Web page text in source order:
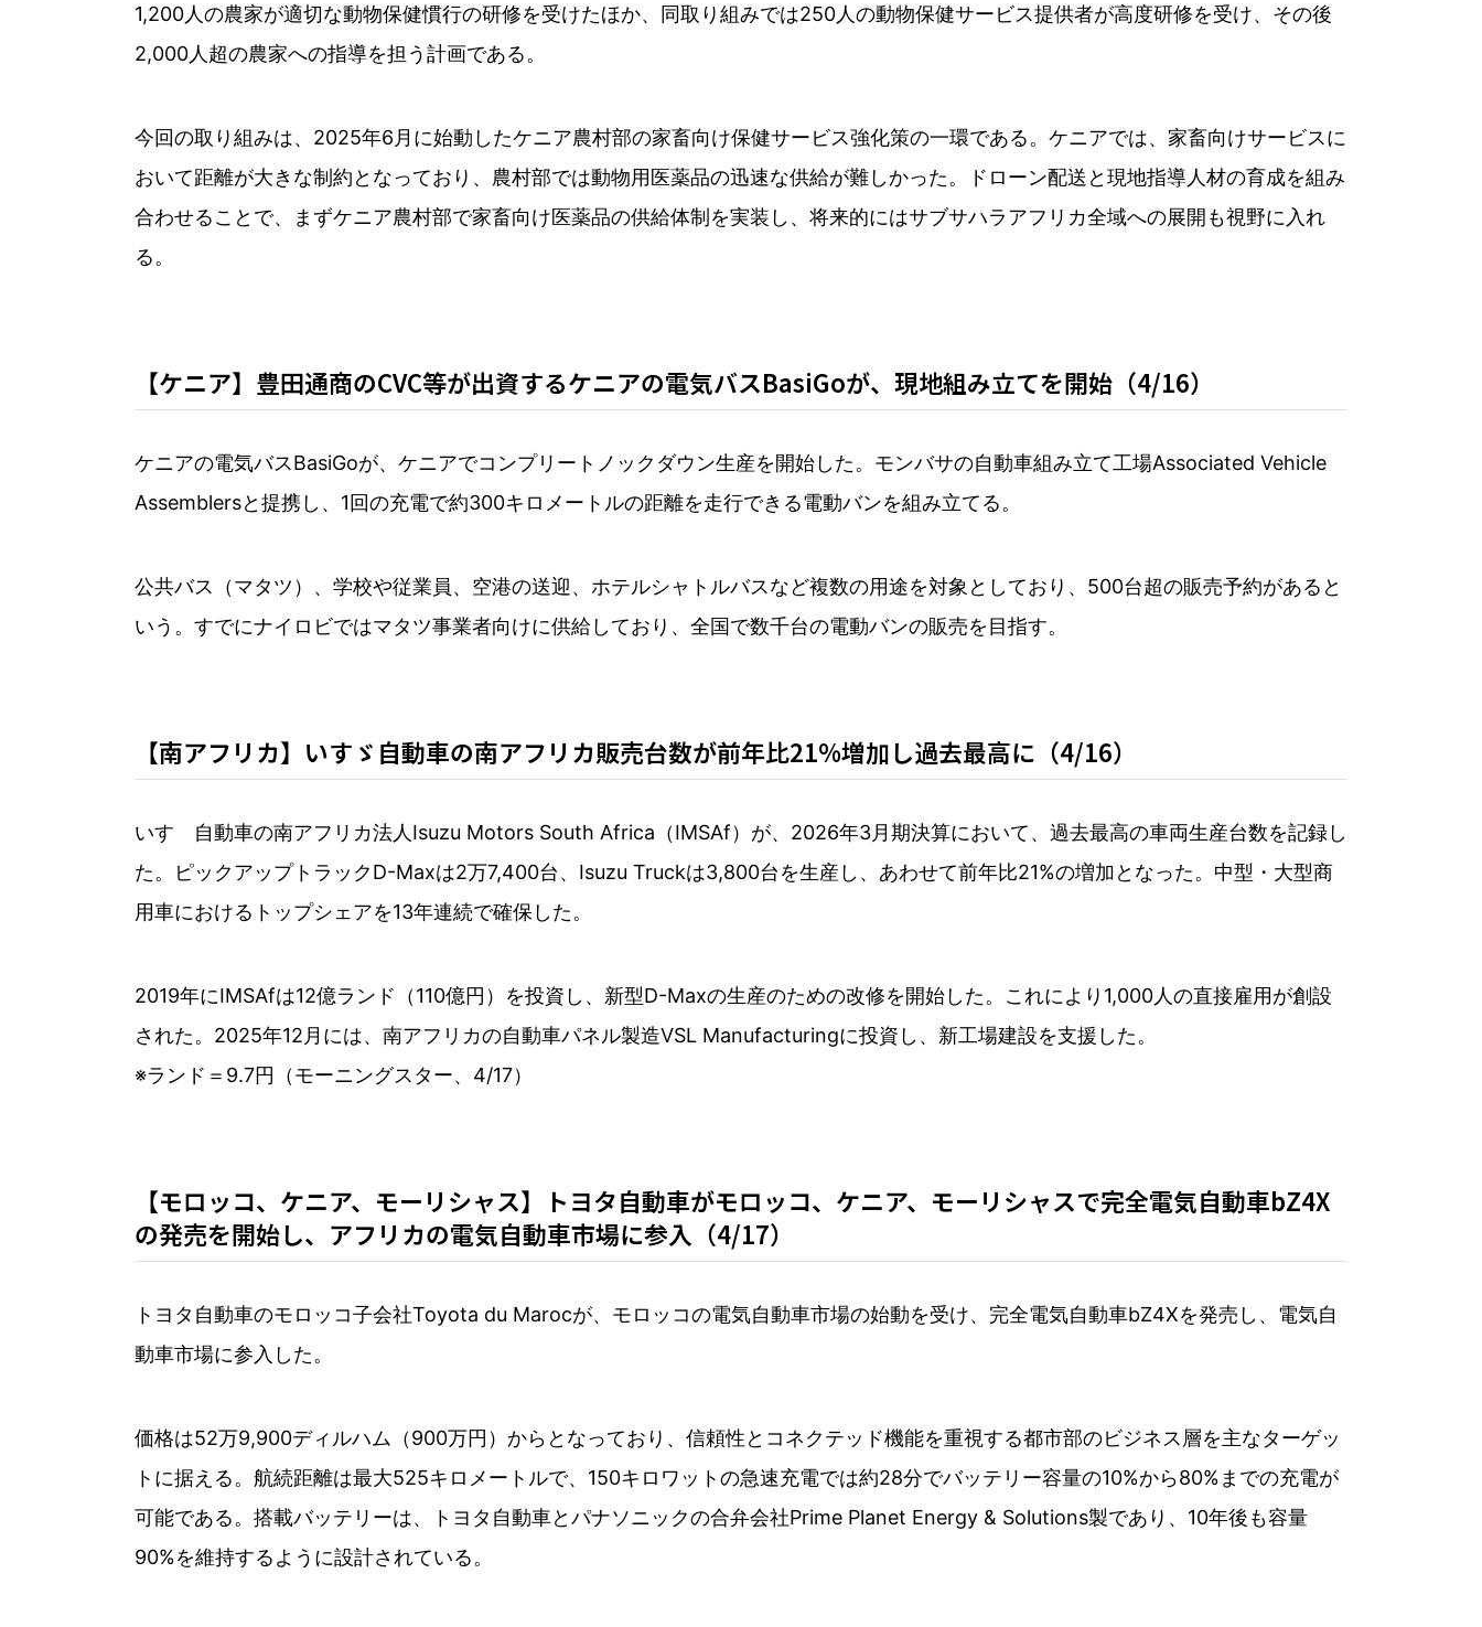
1,200人の農家が適切な動物保健慣行の研修を受けたほか、同取り組みでは250人の動物保健サービス提供者が高度研修を受け、その後
2,000人超の農家への指導を担う計画である。
今回の取り組みは、2025年6月に始動したケニア農村部の家畜向け保健サービス強化策の一環である。ケニアでは、家畜向けサービスに
おいて距離が大きな制約となっており、農村部では動物用医薬品の迅速な供給が難しかった。ドローン配送と現地指導人材の育成を組み
合わせることで、まずケニア農村部で家畜向け医薬品の供給体制を実装し、将来的にはサブサハラアフリカ全域への展開も視野に入れ
る。
【ケニア】豊田通商のCVC等が出資するケニアの電気バスBasiGoが、現地組み立てを開始（4/16）
ケニアの電気バスBasiGoが、ケニアでコンプリートノックダウン生産を開始した。モンバサの自動車組み立て工場Associated Vehicle
Assemblersと提携し、1回の充電で約300キロメートルの距離を走行できる電動バンを組み立てる。
公共バス（マタツ）、学校や従業員、空港の送迎、ホテルシャトルバスなど複数の用途を対象としており、500台超の販売予約があると
いう。すでにナイロビではマタツ事業者向けに供給しており、全国で数千台の電動バンの販売を目指す。
【南アフリカ】いすゞ自動車の南アフリカ販売台数が前年比21%増加し過去最高に（4/16）
いすゞ自動車の南アフリカ法人Isuzu Motors South Africa（IMSAf）が、2026年3月期決算において、過去最高の車両生産台数を記録し
た。ピックアップトラックD-Maxは2万7,400台、Isuzu Truckは3,800台を生産し、あわせて前年比21%の増加となった。中型・大型商
用車におけるトップシェアを13年連続で確保した。
2019年にIMSAfは12億ランド（110億円）を投資し、新型D-Maxの生産のための改修を開始した。これにより1,000人の直接雇用が創設
された。2025年12月には、南アフリカの自動車パネル製造VSL Manufacturingに投資し、新工場建設を支援した。
※ランド＝9.7円（モーニングスター、4/17）
【モロッコ、ケニア、モーリシャス】トヨタ自動車がモロッコ、ケニア、モーリシャスで完全電気自動車bZ4X
の発売を開始し、アフリカの電気自動車市場に参入（4/17）
トヨタ自動車のモロッコ子会社Toyota du Marocが、モロッコの電気自動車市場の始動を受け、完全電気自動車bZ4Xを発売し、電気自
動車市場に参入した。
価格は52万9,900ディルハム（900万円）からとなっており、信頼性とコネクテッド機能を重視する都市部のビジネス層を主なターゲッ
トに据える。航続距離は最大525キロメートルで、150キロワットの急速充電では約28分でバッテリー容量の10%から80%までの充電が
可能である。搭載バッテリーは、トヨタ自動車とパナソニックの合弁会社Prime Planet Energy & Solutions製であり、10年後も容量
90%を維持するように設計されている。